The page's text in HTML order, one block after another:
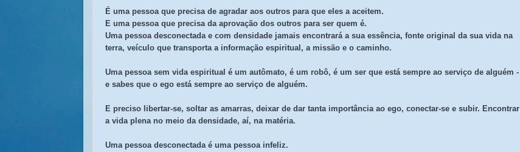
É uma pessoa que precisa de agradar aos outros para que eles a aceitem.
E uma pessoa que precisa da aprovação dos outros para ser quem é.
Uma pessoa desconectada e com densidade jamais encontrará a sua essência, fonte original da sua vida na
terra, veículo que transporta a informação espiritual, a missão e o caminho.
Uma pessoa sem vida espiritual é um autômato, é um robô, é um ser que está sempre ao serviço de alguém -
e sabes que o ego está sempre ao serviço de alguém.
E preciso libertar-se, soltar as amarras, deixar de dar tanta importância ao ego, conectar-se e subir. Encontrar
a vida plena no meio da densidade, aí, na matéria.
Uma pessoa desconectada é uma pessoa infeliz.